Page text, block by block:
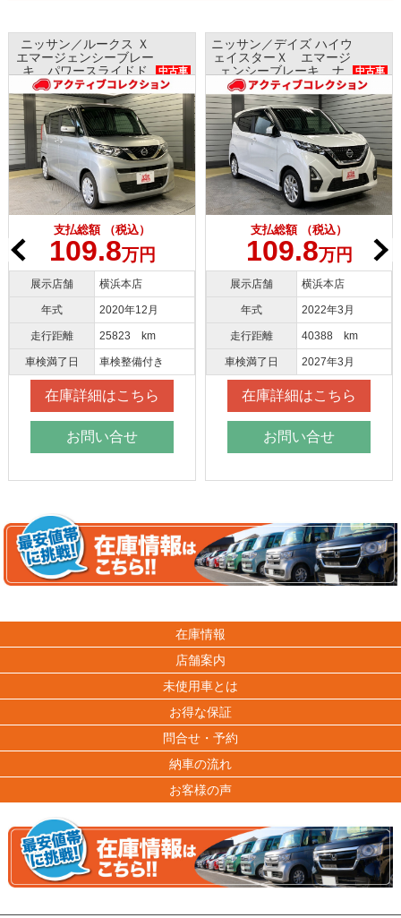
ニッサン／デイズ ハイウ
ェイスターＸ エマージ
ェンシーブレーキ ナ
ビ アラウンドビューモ
ニター インテリキー
中古車
支払総額 （税込）
109.8万円
展示店舗 横浜本店
年式 2022年3月
走行距離 40388 km
車検満了日 2027年3月
在庫詳細はこちら
お問い合せ
ホンダ／Ｎ ＢＯＸ Ｇ
ホンダセンシング ナ
ビ バックカメラ
ETC プッシュスタート
中古車
支払総額 （税込）
109.8万円
展示店舗 大和店
年式 2021年3月
走行距離 43434 km
車検満了日 2027年3月
在庫詳細はこちら
お問い合せ
在庫情報
店舗案内
未使用車とは
お得な保証
問合せ・予約
納車の流れ
お客様の声